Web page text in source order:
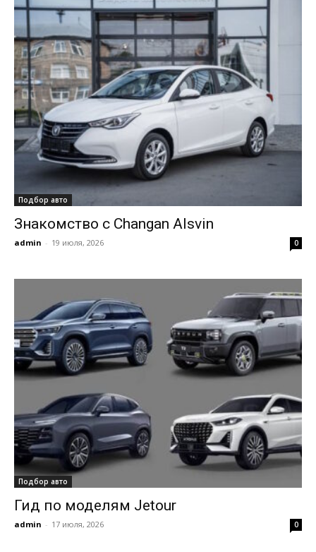
Подбор авто
Знакомство с Changan Alsvin
admin - 19 июля, 2026 0
Подбор авто
Гид по моделям Jetour
admin - 17 июля, 2026 0